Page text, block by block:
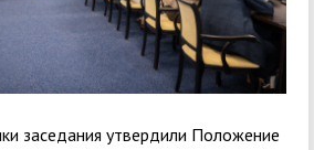
заседания утвердили Положение